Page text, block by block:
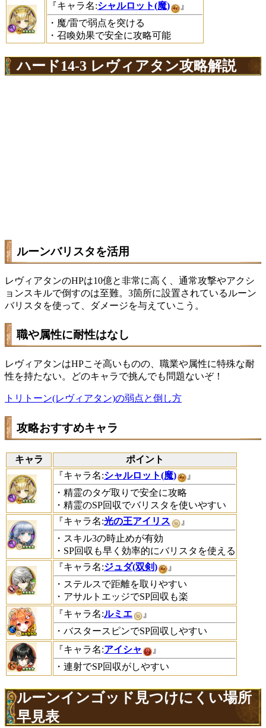
『キャラ名:シャルロット(魔)
』
・魔/雷で弱点を突ける
・召喚効果で安全に攻略可能
ハード14-3 レヴィアタン攻略解説
ルーンバリスタを活用
レヴィアタンのHPは10億と非常に高く、通常攻撃やアクシ
ョンスキルで倒すのは至難。3箇所に設置されているルーン
バリスタを使って、ダメージを与えていこう。
職や属性に耐性はなし
レヴィアタンはHPこそ高いものの、職業や属性に特殊な耐
性を持たない。どのキャラで挑んでも問題ないぞ！
トリトーン(レヴィアタン)の弱点と倒し方
攻略おすすめキャラ
キャラ
ポイント
『キャラ名:シャルロット(魔)
』
・精霊のタゲ取りで安全に攻略
・精霊のSP回収でバリスタを使いやすい
『キャラ名:光の王アイリス
』
・スキル3の時止めが有効
・SP回収も早く効率的にバリスタを使える
『キャラ名:ジュダ(双剣)
』
・ステルスで距離を取りやすい
・アサルトエッジでSP回収も楽
『キャラ名:ルミエ
』
・バスタースピンでSP回収しやすい
『キャラ名:アイシャ
』
・連射でSP回収がしやすい
ルーンインゴッド見つけにくい場所
早見表